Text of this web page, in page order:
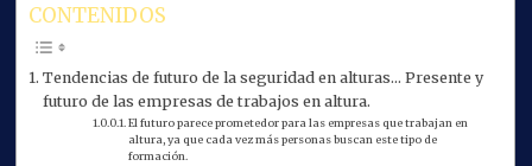
CONTENIDOS
Tendencias de futuro de la seguridad en alturas… Presente y
futuro de las empresas de trabajos en altura.
El futuro parece prometedor para las empresas que trabajan en
altura, ya que cada vez más personas buscan este tipo de
formación.